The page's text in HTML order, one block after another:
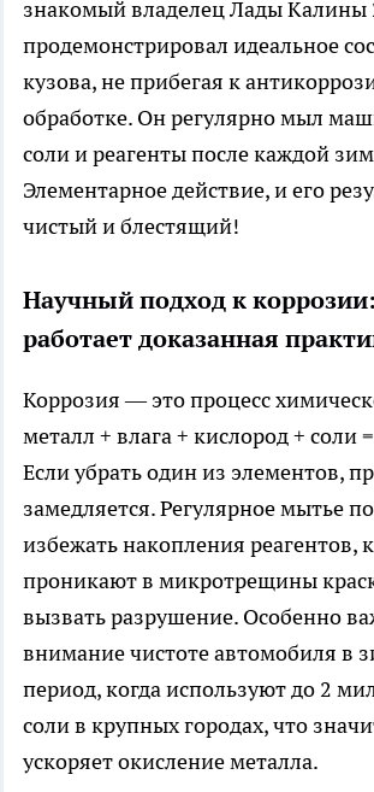
знакомый владелец Лады Калины
продемонстрировал идеальное
кузова, не прибегая к
обработке. Он регулярно мыл
соли и реагенты после каждой
Элементарное действие, и его
чистый и блестящий!
Научный подход к
работает доказанная
Коррозия — это процесс
металл + влага + кислород + соли
Если убрать один из элементов,
замедляется. Регулярное мытье
избежать накопления реагентов,
проникают в микротрещины
вызвать разрушение. Особенно
внимание чистоте автомобиля в
период, когда используют до 2
соли в крупных городах, что
ускоряет окисление металла.